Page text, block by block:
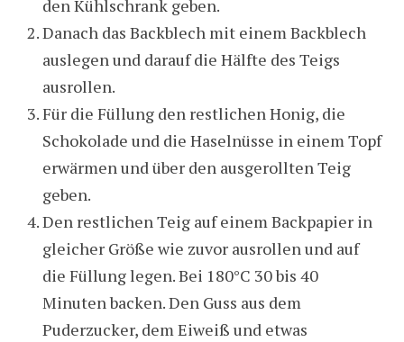
den Kühlschrank geben.
Danach das Backblech mit einem Backblech
auslegen und darauf die Hälfte des Teigs
ausrollen.
Für die Füllung den restlichen Honig, die
Schokolade und die Haselnüsse in einem Topf
erwärmen und über den ausgerollten Teig
geben.
Den restlichen Teig auf einem Backpapier in
gleicher Größe wie zuvor ausrollen und auf
die Füllung legen. Bei 180°C 30 bis 40
Minuten backen. Den Guss aus dem
Puderzucker, dem Eiweiß und etwas